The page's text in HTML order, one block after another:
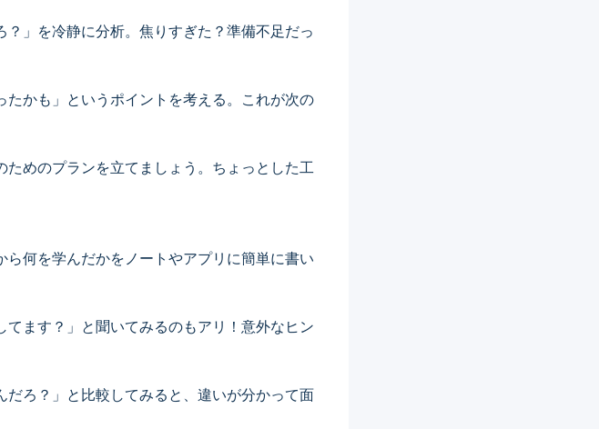
」を冷静に分析。焦りすぎた？準備不足だっ
かも」というポイントを考える。これが次の
めのプランを立てましょう。ちょっとした工
何を学んだかをノートやアプリに簡単に書い
ます？」と聞いてみるのもアリ！意外なヒン
ろ？」と比較してみると、違いが分かって面